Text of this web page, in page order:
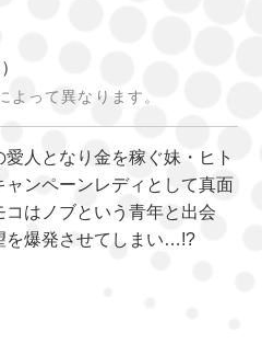
って異なります。
人となり金を稼ぐ妹・ヒト
ャンペーンレディとして真面
はノブという青年と出会
を爆発させてしまい…!?